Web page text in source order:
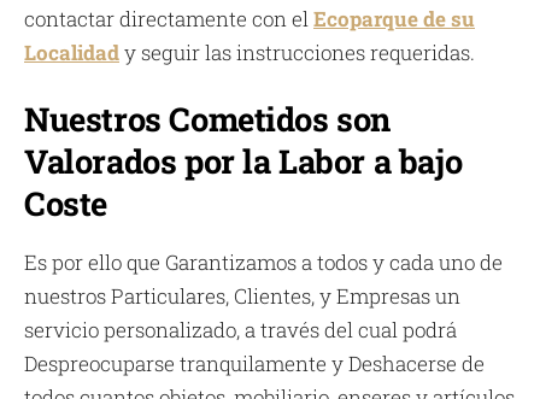
contactar directamente con elEcoparque de su
Localidady seguir las instrucciones requeridas.
Nuestros Cometidos son
Valorados por la Labor a bajo
Coste
Es por ello que Garantizamos a todos y cada uno de
nuestros Particulares, Clientes, y Empresas un
servicio personalizado, a través del cual podrá
Despreocuparse tranquilamente y Deshacerse de